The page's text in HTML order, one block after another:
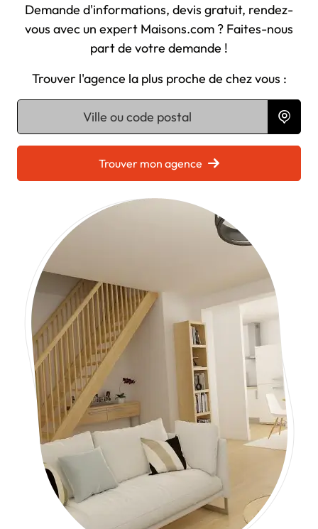
Demande d'informations, devis gratuit, rendez-
vous avec un expert Maisons.com ? Faites-nous
part de votre demande !
Trouver l'agence la plus proche de chez vous :
Chargement...
Trouver mon agence